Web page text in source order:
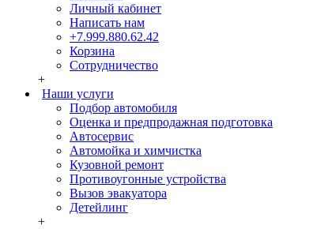
Личный кабинет
Написать нам
+7.999.880.62.42
Корзина
Сотрудничество
+
Наши услуги
Подбор автомобиля
Оценка и предпродажная подготовка
Автосервис
Автомойка и химчистка
Кузовной ремонт
Противоугонные устройства
Вызов эвакуатора
Детейлинг
+